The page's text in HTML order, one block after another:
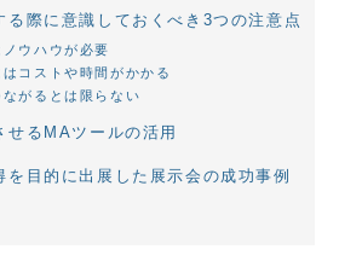
る際に意識しておくべき3つの注意点
ウハウが必要
コストや時間がかかる
がるとは限らない
せるMAツールの活用
を目的に出展した展示会の成功事例